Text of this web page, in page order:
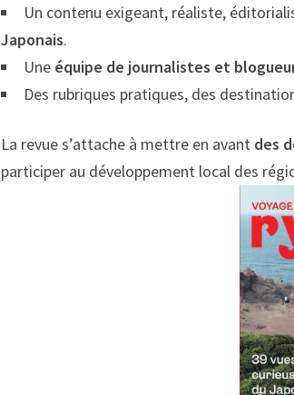
Un contenu exigeant, réaliste,
Japonais.
Une équipe de journalistes et
Des rubriques pratiques, des
La revue s’attache à mettre en avant des
participer au développement local des